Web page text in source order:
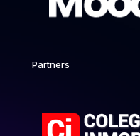
Partners